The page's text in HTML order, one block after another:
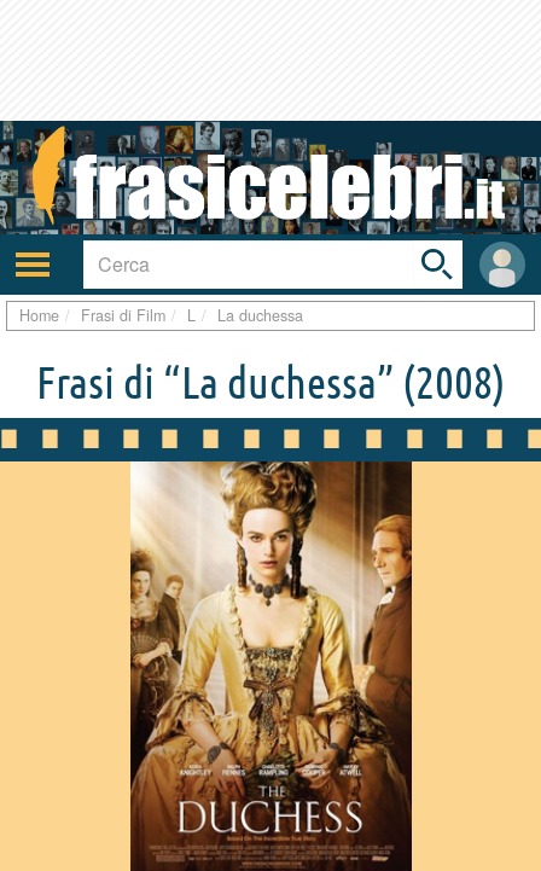
Attiva/disattiva
navigazione
User
area
Toggle
search
bar
Home Frasi di Film L La duchessa
Frasi di “La duchessa” (2008)